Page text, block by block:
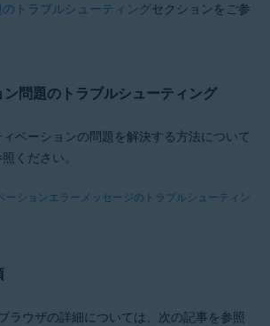
トラブルシューティングセクションをご参
問題のトラブルシューティング
ベーションの問題を解決する方法について
ください。
ーションエラーメッセージのトラブルシューティン
ラウザの詳細については、次の記事を参照